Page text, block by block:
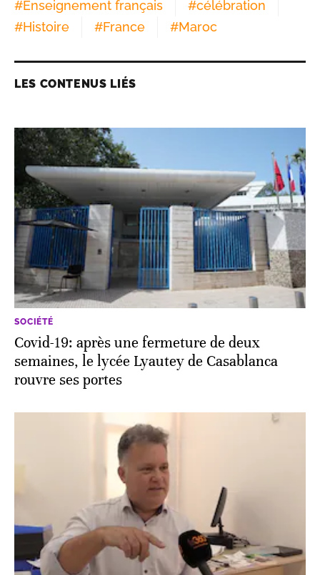
#Enseignement français #célébration
#Histoire #France #Maroc
LES CONTENUS LIÉS
SOCIÉTÉ
Covid-19: après une fermeture de deux
semaines, le lycée Lyautey de Casablanca
rouvre ses portes